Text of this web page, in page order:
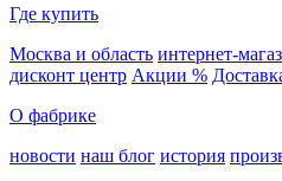
Где купить
Москва и область интернет-
дисконт центр Акции %
О фабрике
новости наш блог история